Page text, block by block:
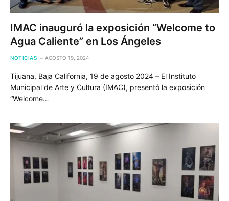
IMAC inauguró la exposición “Welcome to
Agua Caliente” en Los Ángeles
NOTICIAS AGOSTO 19, 2024
Tijuana, Baja California, 19 de agosto 2024 – El Instituto
Municipal de Arte y Cultura (IMAC), presentó la exposición
“Welcome…